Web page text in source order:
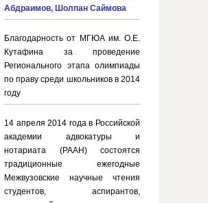
Абдраимов, Шолпан Саймова
Благодарность от МГЮА им. О.Е.
Кутафина за проведение
Регионального этапа олимпиады
по праву среди школьников в 2014
году
14 апреля 2014 года в Российской
академии адвокатуры и
нотариата (РААН) состоятся
традиционные ежегодные
Межвузовские научные чтения
студентов, аспирантов,